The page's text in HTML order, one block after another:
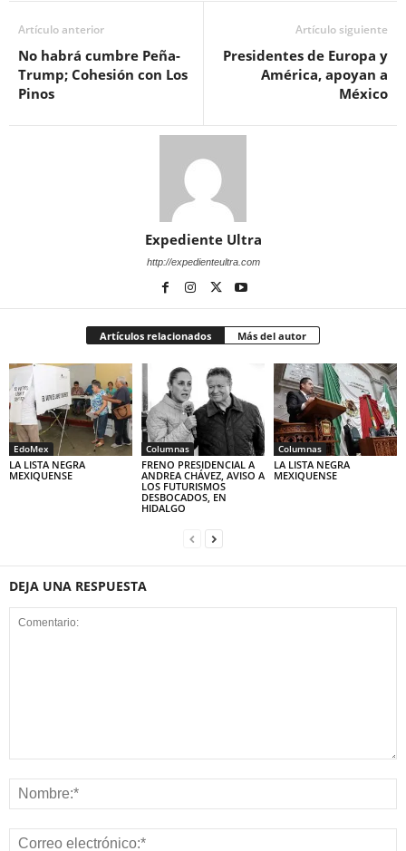
Artículo anterior
No habrá cumbre Peña-
Trump; Cohesión con Los
Pinos
Artículo siguiente
Presidentes de Europa y
América, apoyan a
México
Expediente Ultra
http://expedienteultra.com
Artículos relacionados Más del autor
EdoMex
LA LISTA NEGRA
MEXIQUENSE
Columnas
FRENO PRESIDENCIAL A
ANDREA CHÁVEZ, AVISO A
LOS FUTURISMOS
DESBOCADOS, EN
HIDALGO
Columnas
LA LISTA NEGRA
MEXIQUENSE
DEJA UNA RESPUESTA